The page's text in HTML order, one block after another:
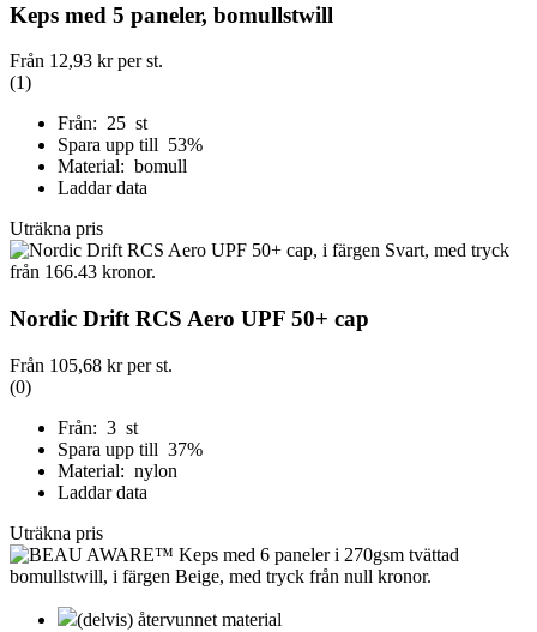
Keps med 5 paneler, bomullstwill
Från 12,93 krper st.
(1)
Från: 25 st
Spara upp till 53%
Material: bomull
Laddar data
Uträkna pris
Nordic Drift RCS Aero UPF 50+ cap
Från 105,68 krper st.
(0)
Från: 3 st
Spara upp till 37%
Material: nylon
Laddar data
Uträkna pris
(delvis) återvunnet material